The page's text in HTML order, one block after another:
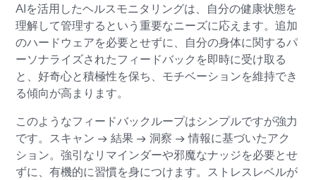
AIを活用したヘルスモニタリングは、自分の健康状態を
理解して管理するという重要なニーズに応えます。追加
のハードウェアを必要とせずに、自分の身体に関するパ
ーソナライズされたフィードバックを即時に受け取る
と、好奇心と積極性を保ち、モチベーションを維持でき
る傾向が高まります。
このようなフィードバックループはシンプルですが強力
です。スキャン → 結果 → 洞察 → 情報に基づいたアク
ション。強引なリマインダーや邪魔なナッジを必要とせ
ずに、有機的に習慣を身につけます。ストレスレベルが